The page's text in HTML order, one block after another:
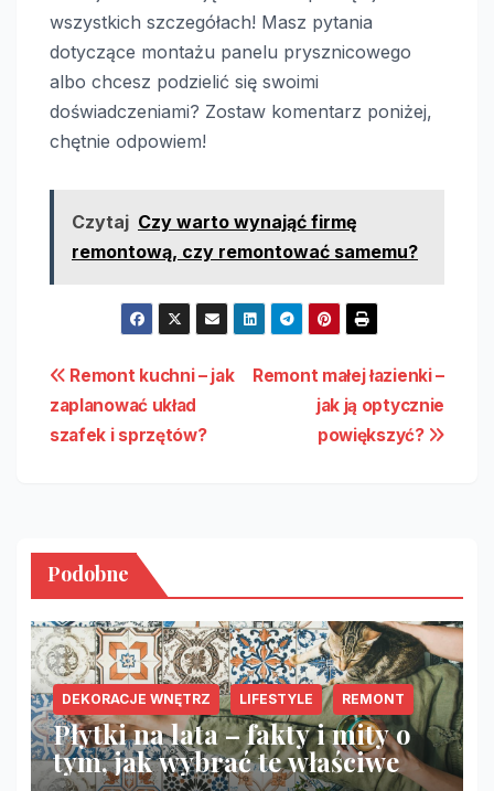
wszystkich szczegółach! Masz pytania
dotyczące montażu panelu prysznicowego
albo chcesz podzielić się swoimi
doświadczeniami? Zostaw komentarz poniżej,
chętnie odpowiem!
Czytaj Czy warto wynająć firmę
remontową, czy remontować samemu?
Nawigacja
wpisu
Remont małej łazienki –
jak ją optycznie
powiększyć?
Remont kuchni – jak
zaplanować układ
szafek i sprzętów?
Podobne
DEKORACJE WNĘTRZ LIFESTYLE REMONT
Płytki na lata – fakty i mity o
tym, jak wybrać te właściwe